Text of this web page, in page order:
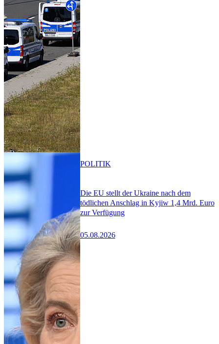
Die EU stellt der Ukraine nach dem
tödlichen Anschlag in Kyjiw 1,4 Mrd. Euro
zur Verfügung
05.08.2026
POLITIK